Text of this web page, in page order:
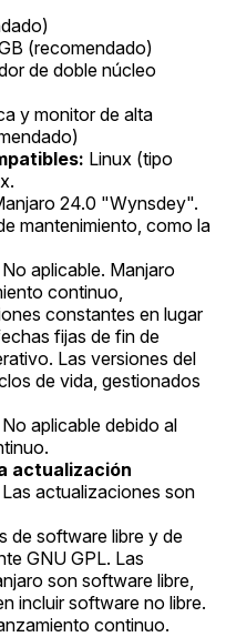
(recomendado)
de doble núcleo
y monitor de alta
Linux (tipo
24.0 "Wynsdey".
mantenimiento, como la
No aplicable. Manjaro
continuo,
constantes en lugar
fijas de fin de
Las versiones del
de vida, gestionados
No aplicable debido al
actualización
actualizaciones son
de software libre y de
GNU GPL. Las
son software libre,
incluir software no libre.
continuo.